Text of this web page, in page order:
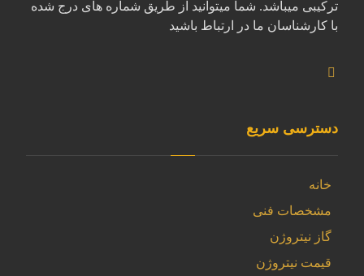
ترکیبی میباشد. شما میتوانید از طریق شماره های درج شده
با کارشناسان ما در ارتباط باشید
دسترسی سریع
خانه
مشخصات فنی
گاز نیتروژن
قیمت نیتروژن